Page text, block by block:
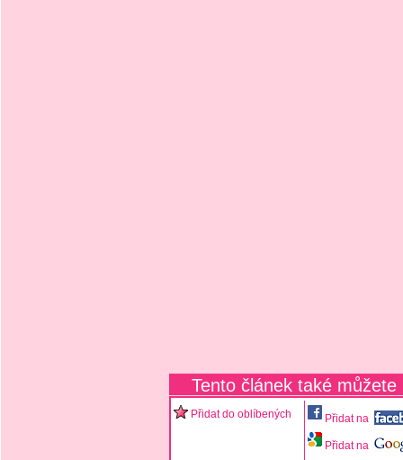
Tento článek také můžete
Přidat do oblíbených Přidat na
Přidat na